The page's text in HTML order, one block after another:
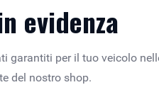
evidenza
garantiti per il tuo veicolo
del nostro shop.